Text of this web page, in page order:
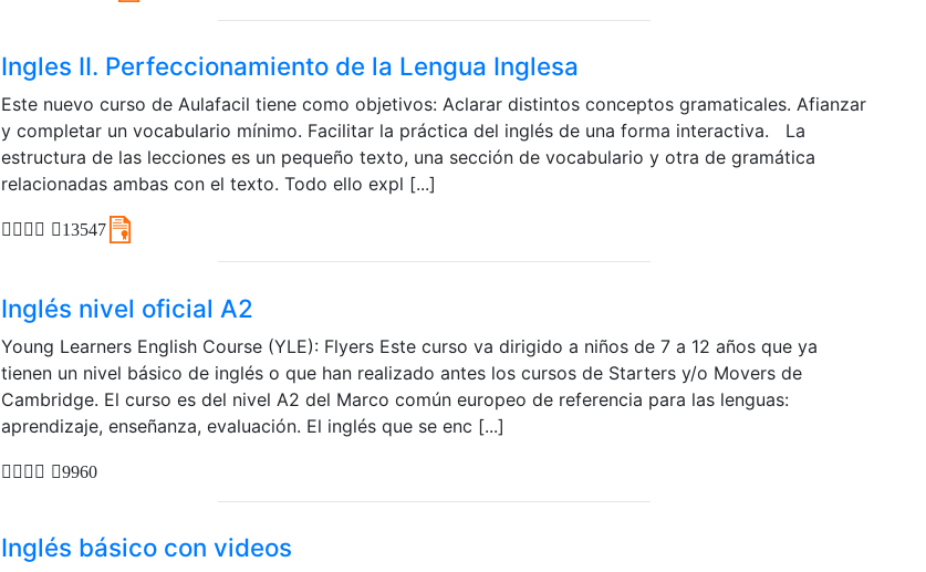
Ingles II. Perfeccionamiento de la Lengua Inglesa
Este nuevo curso de Aulafacil tiene como objetivos: Aclarar distintos conceptos gramaticales. Afianzar
y completar un vocabulario mínimo. Facilitar la práctica del inglés de una forma interactiva. La
estructura de las lecciones es un pequeño texto, una sección de vocabulario y otra de gramática
relacionadas ambas con el texto. Todo ello expl [...]
13547
Inglés nivel oficial A2
Young Learners English Course (YLE): Flyers Este curso va dirigido a niños de 7 a 12 años que ya
tienen un nivel básico de inglés o que han realizado antes los cursos de Starters y/o Movers de
Cambridge. El curso es del nivel A2 del Marco común europeo de referencia para las lenguas:
aprendizaje, enseñanza, evaluación. El inglés que se enc [...]
9960
Inglés básico con videos